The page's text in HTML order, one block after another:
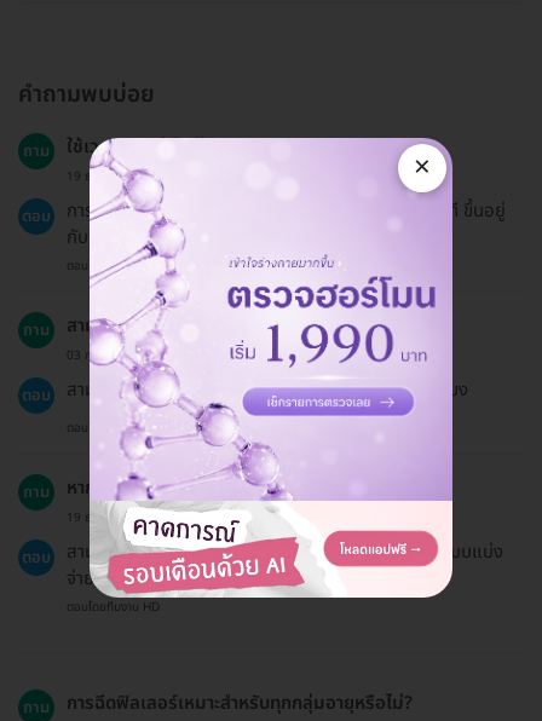
คำถามพบบ่อย
ถาม ใช้เวลานานเท่าไหร่ในการทำหัตถการ?
19 ธ.ค. 2024
ตอบ
การฉีดฟิลเลอร์ Neuramis ใช้เวลาประมาณ 30-60 นาที ขึ้นอยู่
กับพื้นที่ที่ต้องการฉีด
ตอบโดยทีมงาน HD
ถาม สามารถเลื่อนนัดการฉีดฟิลเลอร์ได้หรือไม่?
03 ก.พ. 2024
ตอบ สามารถเลื่อนนัดได้ หากแจ้งล่วงหน้าอย่างน้อย 24 ชั่วโมง
ตอบโดยทีมงาน HD
ถาม หากต้องการชำระเงินแบบแบ่งจ่ายทำได้หรือไม่?
19 ธ.ค. 2024
ตอบ
สามารถแบ่งจ่ายได้ โดยแจ้งแอดมินเพื่อออกลิงก์ชำระแบบแบ่ง
จ่าย
ตอบโดยทีมงาน HD
ถาม การฉีดฟิลเลอร์เหมาะสำหรับทุกกลุ่มอายุหรือไม่?
×